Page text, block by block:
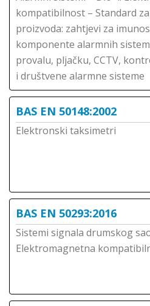
kompatibilnost – Standard
proizvoda: zahtjevi za
komponente alarmnih
provalu, pljačku, CCTV,
i društvene alarmne sisteme
BAS EN 50148:2002
Elektronski taksimetri
BAS EN 50293:2016
Sistemi signala drumskog
Elektromagnetna